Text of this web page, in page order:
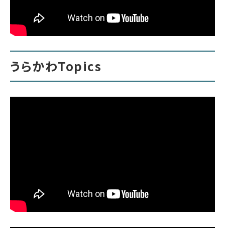
うらかわTopics